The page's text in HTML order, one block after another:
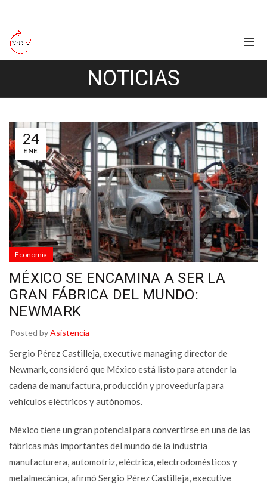
NOTICIAS
24
ENE
Economia
MÉXICO SE ENCAMINA A SER LA
GRAN FÁBRICA DEL MUNDO:
NEWMARK
Posted byAsistencia
Sergio Pérez Castilleja, executive managing director de
Newmark, consideró que México está listo para atender la
cadena de manufactura, producción y proveeduría para
vehículos eléctricos y autónomos.
México tiene un gran potencial para convertirse en una de las
fábricas más importantes del mundo de la industria
manufacturera, automotriz, eléctrica, electrodomésticos y
metalmecánica, afirmó Sergio Pérez Castilleja, executive